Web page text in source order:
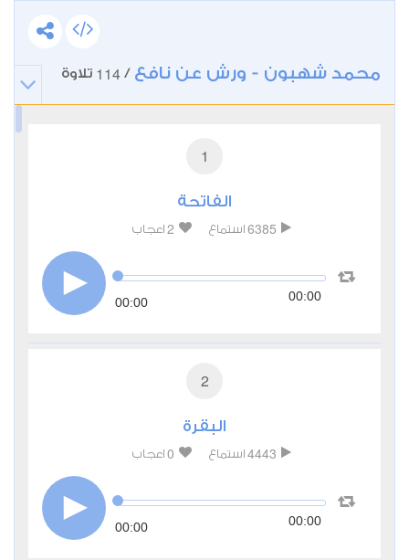
محمد شهبون - ورش عن نافع /
114 تلاوة
1
الفاتحة
6385 استماع 2 اعجاب
00:00 00:00
2
البقرة
4443 استماع 0 اعجاب
00:00 00:00